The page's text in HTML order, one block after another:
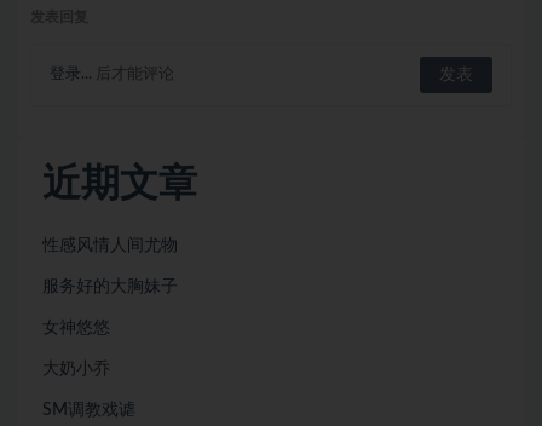
登录... 后才能评论
近期文章
性感风情人间尤物
服务好的大胸妹子
女神悠悠
大奶小乔
SM调教戏谑